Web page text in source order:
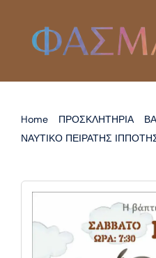
content
Home ΠΡΟΣΚΛΗΤΗΡΙΑ
ΝΑΥΤΙΚΟ ΠΕΙΡΑΤΗΣ